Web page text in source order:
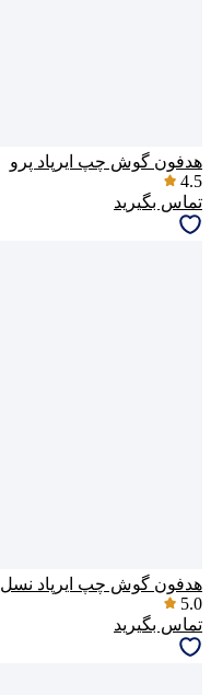
هدفون گوش چپ ایرپاد پرو
4.5
تماس بگیرید
هدفون گوش چپ ایرپاد نسل 3
5.0
تماس بگیرید